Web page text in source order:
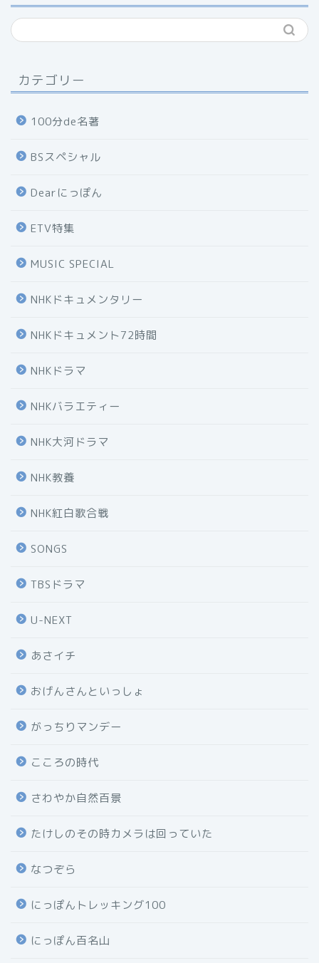
カテゴリー
100分de名著
BSスペシャル
Dearにっぽん
ETV特集
MUSIC SPECIAL
NHKドキュメンタリー
NHKドキュメント72時間
NHKドラマ
NHKバラエティー
NHK大河ドラマ
NHK教養
NHK紅白歌合戦
SONGS
TBSドラマ
U-NEXT
あさイチ
おげんさんといっしょ
がっちりマンデー
こころの時代
さわやか自然百景
たけしのその時カメラは回っていた
なつぞら
にっぽんトレッキング100
にっぽん百名山